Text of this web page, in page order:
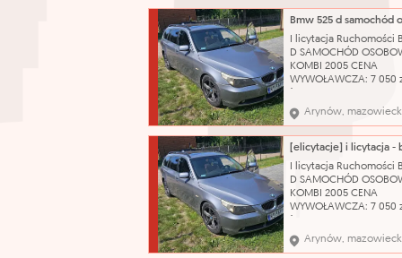
problemu. Do
posiadamy komplet
oryginalnych
Wizualny stan auta
jako dobry, zadbany.
katalog
I licytacja Ruchomości
D SAMOCHÓD
KOMBI 2005 CENA
WYWOŁAWCZA: 7 050
Uszkodzony,
przedni zderzak.
prawa tylna lampa.
sprzęgło. Brak koła
zapasowego, klucza do
podnośnika. Stan
używany OC ważne
Arynów,
I licytacja Ruchomości
D SAMOCHÓD
KOMBI 2005 CENA
WYWOŁAWCZA: 7 050
Uszkodzony,
przedni zderzak.
Arynów,